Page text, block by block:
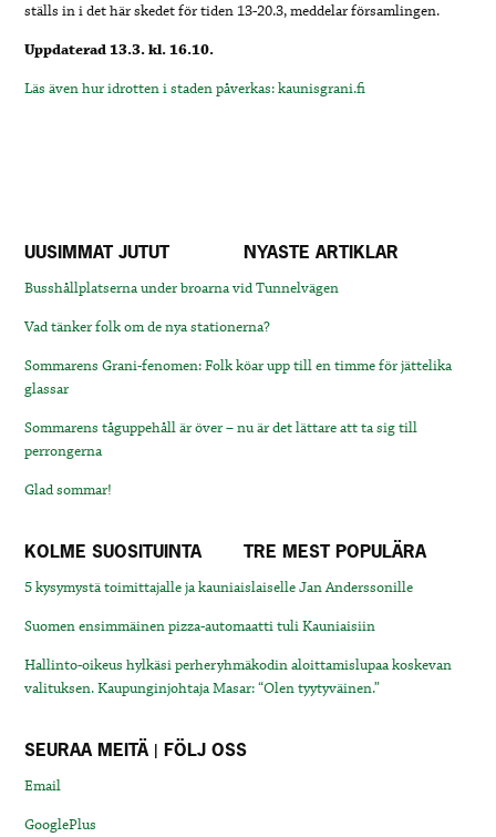
ställs in i det här skedet för tiden 13-20.3, meddelar församlingen.
Uppdaterad 13.3. kl. 16.10.
Läs även hur idrotten i staden påverkas: kaunisgrani.fi
UUSIMMAT JUTUT NYASTE ARTIKLAR
Busshållplatserna under broarna vid Tunnelvägen
Vad tänker folk om de nya stationerna?
Sommarens Grani-fenomen: Folk köar upp till en timme för jättelika
glassar
Sommarens tåguppehåll är över – nu är det lättare att ta sig till
perrongerna
Glad sommar!
KOLME SUOSITUINTA TRE MEST POPULÄRA
5 kysymystä toimittajalle ja kauniaislaiselle Jan Anderssonille
Suomen ensimmäinen pizza-automaatti tuli Kauniaisiin
Hallinto-oikeus hylkäsi perheryhmäkodin aloittamislupaa koskevan
valituksen. Kaupunginjohtaja Masar: “Olen tyytyväinen.”
SEURAA MEITÄ | FÖLJ OSS
Email
GooglePlus